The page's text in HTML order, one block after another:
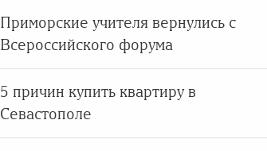
Приморские учителя вернулись с
Всероссийского форума
5 причин купить квартиру в
Севастополе